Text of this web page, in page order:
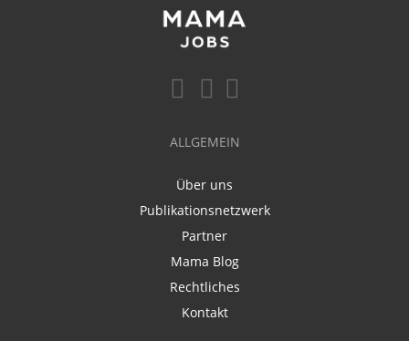
ALLGEMEIN
Über uns
Publikationsnetzwerk
Partner
Mama Blog
Rechtliches
Kontakt